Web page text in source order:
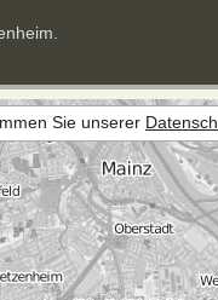
Sie unserer